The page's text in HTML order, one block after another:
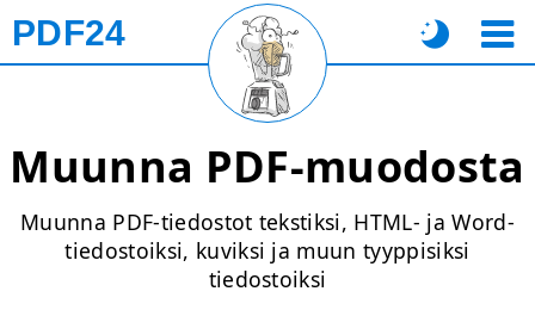
PDF24
Muunna PDF-muodosta
Muunna PDF-tiedostot tekstiksi, HTML- ja Word-
tiedostoiksi, kuviksi ja muun tyyppisiksi
tiedostoiksi